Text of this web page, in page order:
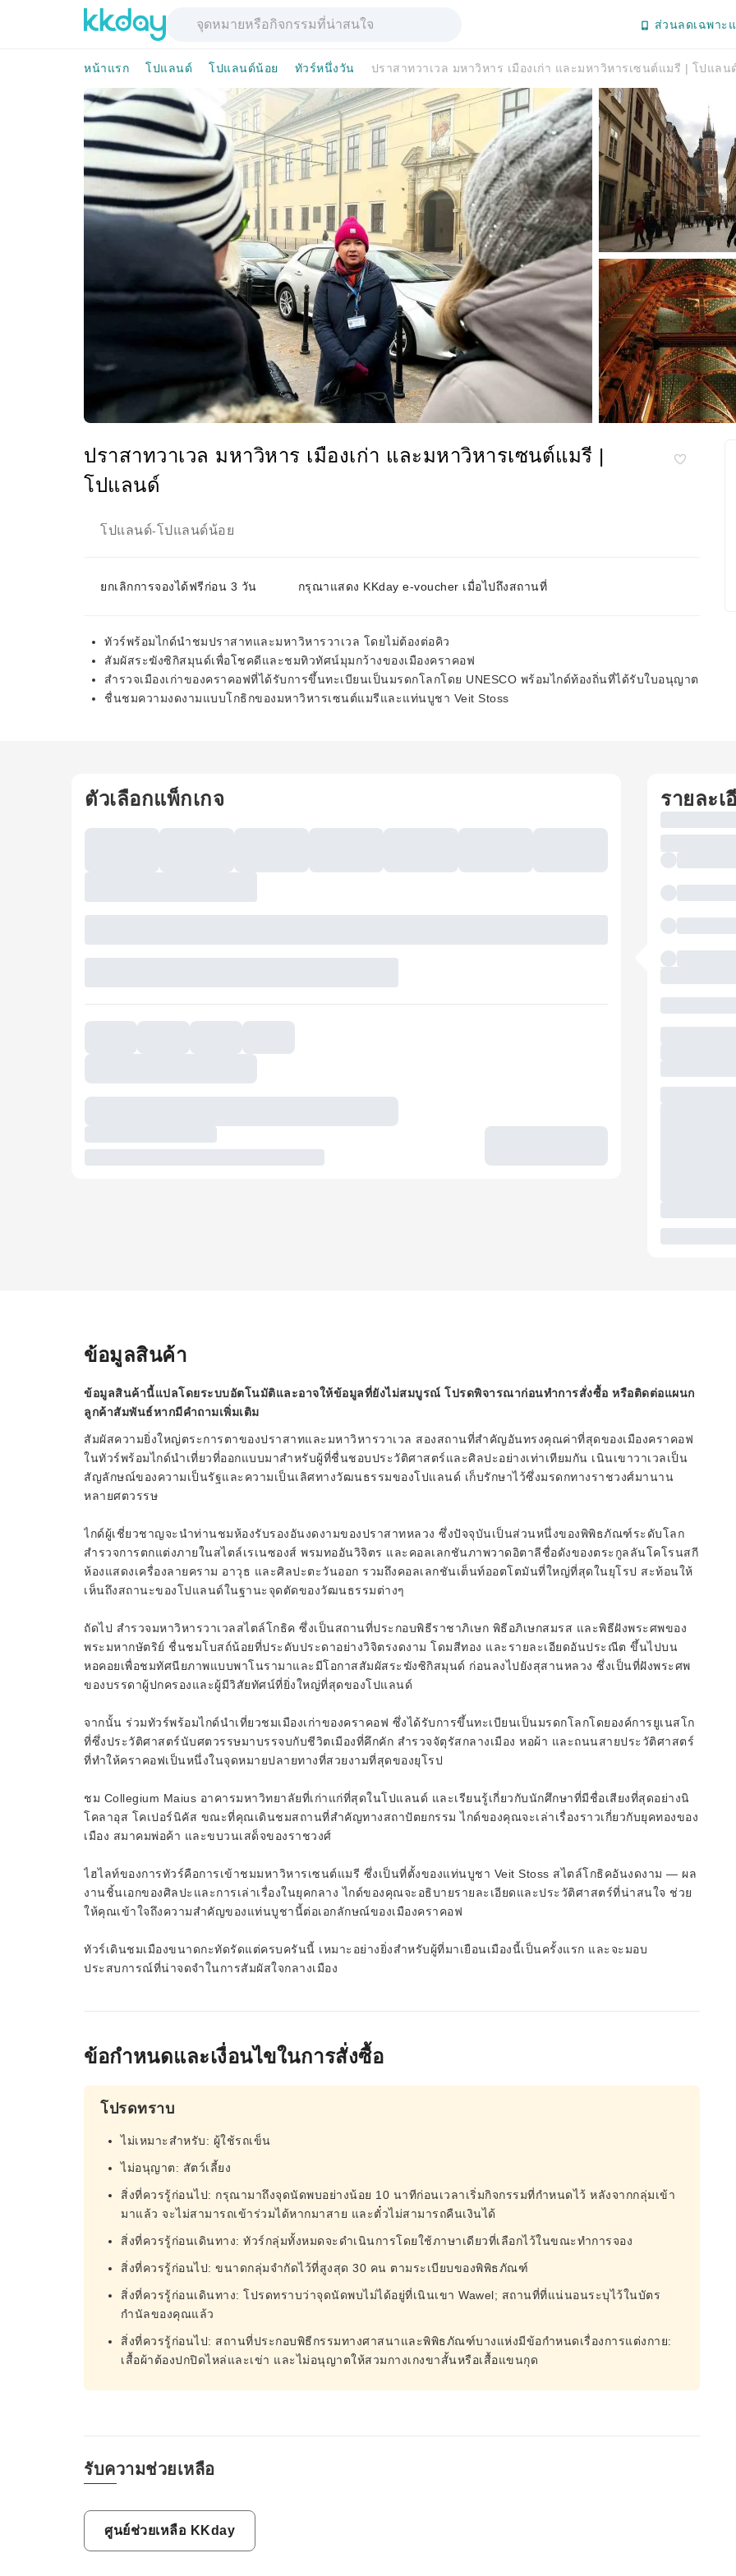
ส่วนลดเฉพาะ
หน้าแรก โปแลนด์ โปแลนด์น้อย ทัวร์หนึ่งวัน ปราสาทวาเวล มหาวิหาร เมืองเก่า และมหาวิหารเซนต์แมรี | โปแลน
ปราสาทวาเวล มหาวิหาร เมืองเก่า และมหาวิหารเซนต์แมรี |
โปแลนด์
โปแลนด์-โปแลนด์น้อย
ยกเลิกการจองได้ฟรีก่อน 3 วัน กรุณาแสดง KKday e-voucher เมื่อไปถึงสถานที่
ทัวร์พร้อมไกด์นำชมปราสาทและมหาวิหารวาเวล โดยไม่ต้องต่อคิว
สัมผัสระฆังซิกิสมุนด์เพื่อโชคดีและชมทิวทัศน์มุมกว้างของเมืองคราคอฟ
สำรวจเมืองเก่าของคราคอฟที่ได้รับการขึ้นทะเบียนเป็นมรดกโลกโดย UNESCO พร้อมไกด์ท้องถิ่นที่ได้รับใบอนุญาต
ชื่นชมความงดงามแบบโกธิกของมหาวิหารเซนต์แมรีและแท่นบูชา Veit Stoss
ตัวเลือกแพ็กเกจ รายละเ
ข้อมูลสินค้า
ข้อมูลสินค้านี้แปลโดยระบบอัตโนมัติและอาจให้ข้อมูลที่ยังไม่สมบูรณ์ โปรดพิจารณาก่อนทำการสั่งซื้อ หรือติดต่อแผนก
ลูกค้าสัมพันธ์หากมีคำถามเพิ่มเติม
สัมผัสความยิ่งใหญ่ตระการตาของปราสาทและมหาวิหารวาเวล สองสถานที่สำคัญอันทรงคุณค่าที่สุดของเมืองคราคอฟ
ในทัวร์พร้อมไกด์นำเที่ยวที่ออกแบบมาสำหรับผู้ที่ชื่นชอบประวัติศาสตร์และศิลปะอย่างเท่าเทียมกัน เนินเขาวาเวลเป็น
สัญลักษณ์ของความเป็นรัฐและความเป็นเลิศทางวัฒนธรรมของโปแลนด์ เก็บรักษาไว้ซึ่งมรดกทางราชวงศ์มานาน
หลายศตวรรษ
ไกด์ผู้เชี่ยวชาญจะนำท่านชมห้องรับรองอันงดงามของปราสาทหลวง ซึ่งปัจจุบันเป็นส่วนหนึ่งของพิพิธภัณฑ์ระดับโลก
สำรวจการตกแต่งภายในสไตล์เรเนซองส์ พรมทออันวิจิตร และคอลเลกชันภาพวาดอิตาลีชื่อดังของตระกูลลันโคโรนสกี
ห้องแสดงเครื่องลายคราม อาวุธ และศิลปะตะวันออก รวมถึงคอลเลกชันเต็นท์ออตโตมันที่ใหญ่ที่สุดในยุโรป สะท้อนให้
เห็นถึงสถานะของโปแลนด์ในฐานะจุดตัดของวัฒนธรรมต่างๆ
ถัดไป สำรวจมหาวิหารวาเวลสไตล์โกธิค ซึ่งเป็นสถานที่ประกอบพิธีราชาภิเษก พิธีอภิเษกสมรส และพิธีฝังพระศพของ
พระมหากษัตริย์ ชื่นชมโบสถ์น้อยที่ประดับประดาอย่างวิจิตรงดงาม โดมสีทอง และรายละเอียดอันประณีต ขึ้นไปบน
หอคอยเพื่อชมทัศนียภาพแบบพาโนรามาและมีโอกาสสัมผัสระฆังซิกิสมุนด์ ก่อนลงไปยังสุสานหลวง ซึ่งเป็นที่ฝังพระศพ
ของบรรดาผู้ปกครองและผู้มีวิสัยทัศน์ที่ยิ่งใหญ่ที่สุดของโปแลนด์
จากนั้น ร่วมทัวร์พร้อมไกด์นำเที่ยวชมเมืองเก่าของคราคอฟ ซึ่งได้รับการขึ้นทะเบียนเป็นมรดกโลกโดยองค์การยูเนสโก
ที่ซึ่งประวัติศาสตร์นับศตวรรษมาบรรจบกับชีวิตเมืองที่คึกคัก สำรวจจัตุรัสกลางเมือง หอผ้า และถนนสายประวัติศาสตร์
ที่ทำให้คราคอฟเป็นหนึ่งในจุดหมายปลายทางที่สวยงามที่สุดของยุโรป
ชม Collegium Maius อาคารมหาวิทยาลัยที่เก่าแก่ที่สุดในโปแลนด์ และเรียนรู้เกี่ยวกับนักศึกษาที่มีชื่อเสียงที่สุดอย่างนิ
โคลาอุส โคเปอร์นิคัส ขณะที่คุณเดินชมสถานที่สำคัญทางสถาปัตยกรรม ไกด์ของคุณจะเล่าเรื่องราวเกี่ยวกับยุคทองของ
เมือง สมาคมพ่อค้า และขบวนเสด็จของราชวงศ์
ไฮไลท์ของการทัวร์คือการเข้าชมมหาวิหารเซนต์แมรี ซึ่งเป็นที่ตั้งของแท่นบูชา Veit Stoss สไตล์โกธิคอันงดงาม — ผล
งานชิ้นเอกของศิลปะและการเล่าเรื่องในยุคกลาง ไกด์ของคุณจะอธิบายรายละเอียดและประวัติศาสตร์ที่น่าสนใจ ช่วย
ให้คุณเข้าใจถึงความสำคัญของแท่นบูชานี้ต่อเอกลักษณ์ของเมืองคราคอฟ
ทัวร์เดินชมเมืองขนาดกะทัดรัดแต่ครบครันนี้ เหมาะอย่างยิ่งสำหรับผู้ที่มาเยือนเมืองนี้เป็นครั้งแรก และจะมอบ
ประสบการณ์ที่น่าจดจำในการสัมผัสใจกลางเมือง
ข้อกำหนดและเงื่อนไขในการสั่งซื้อ
โปรดทราบ
ไม่เหมาะสำหรับ: ผู้ใช้รถเข็น
ไม่อนุญาต: สัตว์เลี้ยง
สิ่งที่ควรรู้ก่อนไป: กรุณามาถึงจุดนัดพบอย่างน้อย 10 นาทีก่อนเวลาเริ่มกิจกรรมที่กำหนดไว้ หลังจากกลุ่มเข้า
มาแล้ว จะไม่สามารถเข้าร่วมได้หากมาสาย และตั๋วไม่สามารถคืนเงินได้
สิ่งที่ควรรู้ก่อนเดินทาง: ทัวร์กลุ่มทั้งหมดจะดำเนินการโดยใช้ภาษาเดียวที่เลือกไว้ในขณะทำการจอง
สิ่งที่ควรรู้ก่อนไป: ขนาดกลุ่มจำกัดไว้ที่สูงสุด 30 คน ตามระเบียบของพิพิธภัณฑ์
สิ่งที่ควรรู้ก่อนเดินทาง: โปรดทราบว่าจุดนัดพบไม่ได้อยู่ที่เนินเขา Wawel; สถานที่ที่แน่นอนระบุไว้ในบัตร
กำนัลของคุณแล้ว
สิ่งที่ควรรู้ก่อนไป: สถานที่ประกอบพิธีกรรมทางศาสนาและพิพิธภัณฑ์บางแห่งมีข้อกำหนดเรื่องการแต่งกาย:
เสื้อผ้าต้องปกปิดไหล่และเข่า และไม่อนุญาตให้สวมกางเกงขาสั้นหรือเสื้อแขนกุด
รับความช่วยเหลือ
ศูนย์ช่วยเหลือ KKday